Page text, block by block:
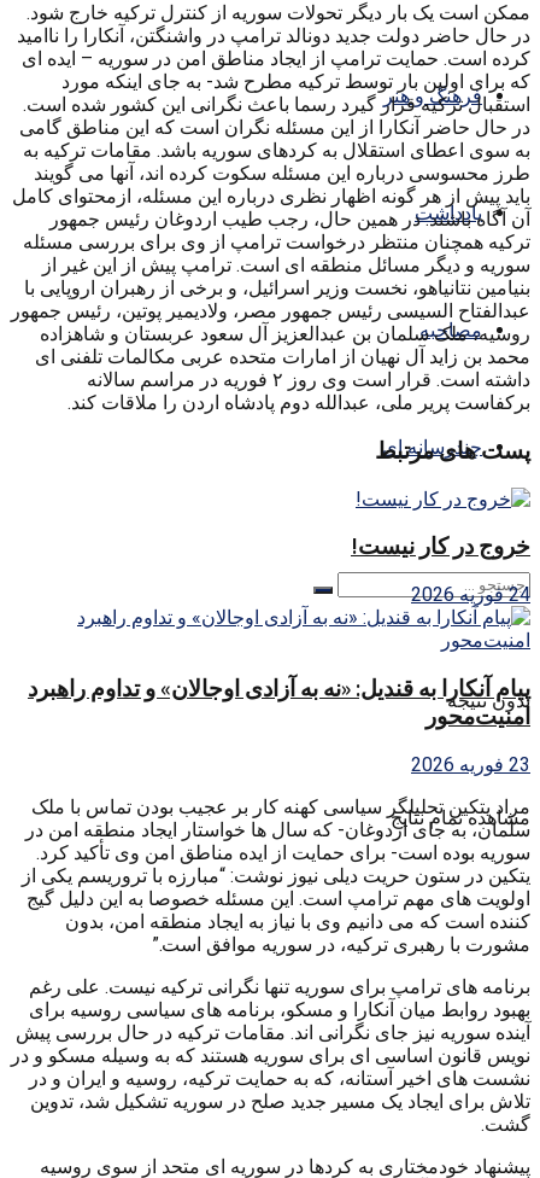
فرهنگ و هنر
یادداشت
مصاحبه
چندرسانه ای
بدون نتیجه
مشاهده تمام نتایج
ممکن است یک بار دیگر تحولات سوریه از کنترل ترکیه خارج شود.
در حال حاضر دولت جدید دونالد ترامپ در واشنگتن، آنکارا را ناامید
کرده است. حمایت ترامپ از ایجاد مناطق امن در سوریه – ایده ای
که برای اولین بار توسط ترکیه مطرح شد- به جای اینکه مورد
استقبال ترکیه قرار گیرد رسما باعث نگرانی این کشور شده است.
در حال حاضر آنکارا از این مسئله نگران است که این مناطق گامی
به سوی اعطای استقلال به کردهای سوریه باشد. مقامات ترکیه به
طرز محسوسی درباره این مسئله سکوت کرده اند، آنها می گویند
باید پیش از هر گونه اظهار نظری درباره این مسئله، ازمحتوای کامل
آن آگاه باشند. در همین حال، رجب طیب اردوغان رئیس جمهور
ترکیه همچنان منتظر درخواست ترامپ از وی برای بررسی مسئله
سوریه و دیگر مسائل منطقه ای است. ترامپ پیش از این غیر از
بنیامین نتانیاهو، نخست وزیر اسرائیل، و برخی از رهبران اروپایی با
عبدالفتاح السیسی رئیس جمهور مصر، ولادیمیر پوتین، رئیس جمهور
روسیه، ملک سلمان بن عبدالعزیز آل سعود عربستان و شاهزاده
محمد بن زاید آل نهیان از امارات متحده عربی مکالمات تلفنی ای
داشته است. قرار است وی روز ۲ فوریه در مراسم سالانه
برکفاست پریر ملی، عبدالله دوم پادشاه اردن را ملاقات کند.
پست های مرتبط
خروج در کار نیست!
24 فوریه 2026
پیام آنکارا به قندیل: «نه به آزادی اوجالان» و تداوم راهبرد
امنیت‌محور
23 فوریه 2026
مراد یتکین تحلیلگر سیاسی کهنه کار بر عجیب بودن تماس با ملک
سلمان، به جای اردوغان- که سال ها خواستار ایجاد منطقه امن در
سوریه بوده است- برای حمایت از ایده مناطق امن وی تأکید کرد.
یتکین در ستون حریت دیلی نیوز نوشت: “مبارزه با تروریسم یکی از
اولویت های مهم ترامپ است. این مسئله خصوصا به این دلیل گیج
کننده است که می دانیم وی با نیاز به ایجاد منطقه امن، بدون
مشورت با رهبری ترکیه، در سوریه موافق است.”
برنامه های ترامپ برای سوریه تنها نگرانی ترکیه نیست. علی رغم
بهبود روابط میان آنکارا و مسکو، برنامه های سیاسی روسیه برای
آینده سوریه نیز جای نگرانی اند. مقامات ترکیه در حال بررسی پیش
نویس قانون اساسی ای برای سوریه هستند که به وسیله مسکو و در
نشست های اخیر آستانه، که به حمایت ترکیه، روسیه و ایران و در
تلاش برای ایجاد یک مسیر جدید صلح در سوریه تشکیل شد، تدوین
گشت.
پیشنهاد خودمختاری به کردها در سوریه ای متحد از سوی روسیه